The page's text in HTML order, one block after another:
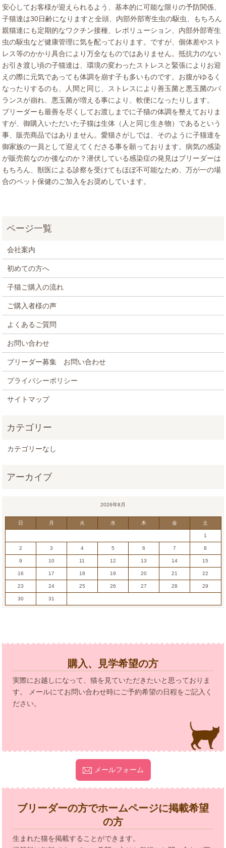
安心してお客様が迎えられるよう、基本的に可能な限りの予防関係、
子猫達は30日齢になりますと全頭、内部外部寄生虫の駆虫、もちろん
親猫達にも定期的なワクチン接種、レボリューション、内部外部寄生
虫の駆虫など健康管理に気を配っております。 ですが、個体差やスト
レス等のかかり具合により万全なものではありません。抵抗力のない
お引き渡し頃の子猫達は、環境の変わったストレスと緊張によりお迎
えの際に元気であっても体調を崩す子も多いものです。お腹がゆるく
なったりするのも、人間と同じ、ストレスにより善玉菌と悪玉菌のバ
ランスが崩れ、悪玉菌が増える事により、軟便になったりします。
ブリーダーも最善を尽くしてお渡しまでに子猫の体調を整えておりま
すが、御購入いただいた子猫は生体（人と同じ生き物）であるという
事、販売商品ではありません。愛猫さがしでは、そのように子猫達を
御家族の一員として迎えてくださる事を願っております。病気の感染
が販売前なのか後なのか？潜伏している感染症の発見はブリーダーは
もちろん、獣医による診察を受けてもほぼ不可能なため、万が一の場
合のペット保健のご加入をお奨めしています。
会社案内
初めての方へ
子猫ご購入の流れ
ご購入者様の声
よくあるご質問
お問い合わせ
ブリーダー募集 お問い合わせ
プライバシーポリシー
サイトマップ
カテゴリーなし
2026年8月
日 月 火 水 木 金 土
1
2 3 4 5 6 7 8
9 10 11 12 13 14 15
16 17 18 19 20 21 22
23 24 25 26 27 28 29
30 31
購入、見学希望の方
実際にお越しになって、猫を見ていただきたいと思っておりま
す。 メールにてお問い合わせ時にご予約希望の日程をご記入く
ださい。
メールフォーム
ブリーダーの方でホームページに掲載希望
の方
生まれた猫を掲載することができます。